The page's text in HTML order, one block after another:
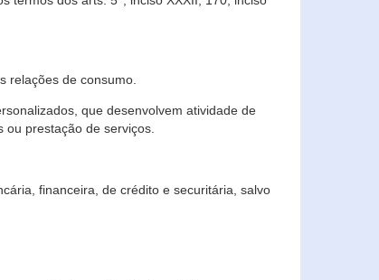
relações de consumo.
que desenvolvem atividade de
ou prestação de serviços.
financeira, de crédito e securitária, salvo